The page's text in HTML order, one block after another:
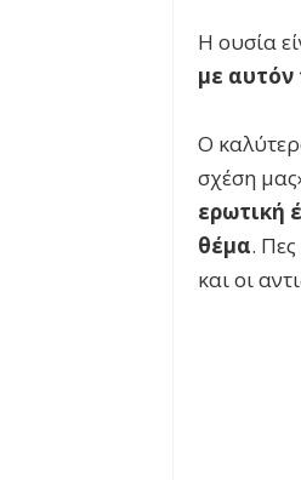
Η ουσία
με
Ο
σχέση
ερωτική
θέμα.
και οι